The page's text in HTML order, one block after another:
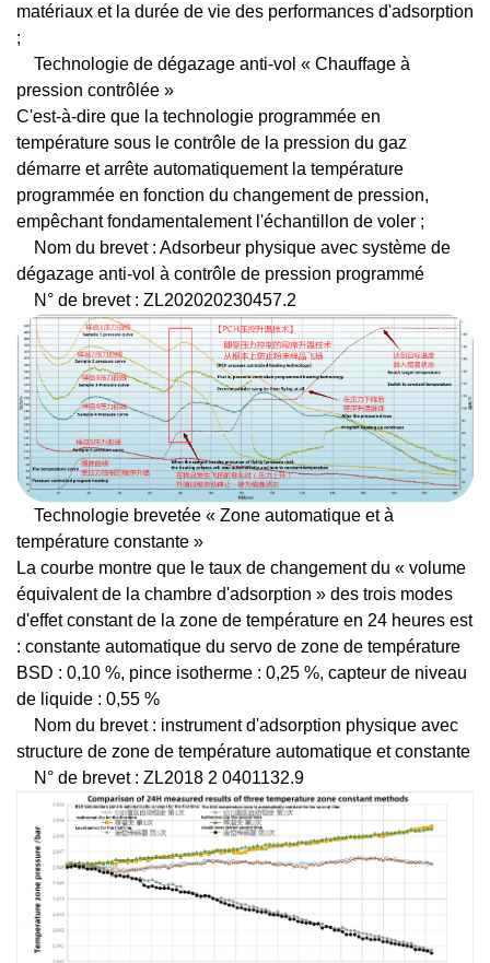
matériaux et la durée de vie des performances d'adsorption
;
Technologie de dégazage anti-vol « Chauffage à
pression contrôlée »
C'est-à-dire que la technologie programmée en
température sous le contrôle de la pression du gaz
démarre et arrête automatiquement la température
programmée en fonction du changement de pression,
empêchant fondamentalement l'échantillon de voler ;
Nom du brevet : Adsorbeur physique avec système de
dégazage anti-vol à contrôle de pression programmé
N° de brevet : ZL202020230457.2
Technologie brevetée « Zone automatique et à
température constante »
La courbe montre que le taux de changement du « volume
équivalent de la chambre d'adsorption » des trois modes
d'effet constant de la zone de température en 24 heures est
: constante automatique du servo de zone de température
BSD : 0,10 %, pince isotherme : 0,25 %, capteur de niveau
de liquide : 0,55 %
Nom du brevet : instrument d'adsorption physique avec
structure de zone de température automatique et constante
N° de brevet : ZL2018 2 0401132.9